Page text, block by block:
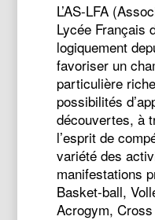
L’AS-LFA
Lycée Français
logiquement
favoriser un
particulière
possibilités
découvertes, à
l’esprit de
variété des
manifestations
Basket-ball,
Acrogym,